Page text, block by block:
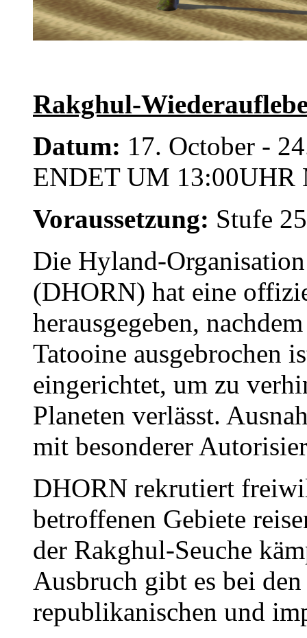
Rakghul-
Datum: 17. October -
ENDET UM 13:00UHR
Voraussetzung: Stufe
Die Hyland-
(DHORN) hat eine
herausgegeben,
Tatooine ausgebrochen
eingerichtet, um zu
Planeten verlässt.
mit besonderer
DHORN rekrutiert
betroffenen Gebiete
der Rakghul-Seuche
Ausbruch gibt es bei
republikanischen und